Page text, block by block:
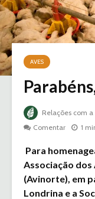
AVES
Relações com
Comentar
1
Para
Associação
(Avinorte), em
Londrina e a